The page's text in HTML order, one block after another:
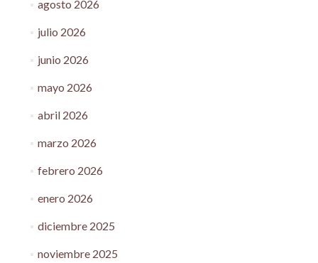
agosto 2026
julio 2026
junio 2026
mayo 2026
abril 2026
marzo 2026
febrero 2026
enero 2026
diciembre 2025
noviembre 2025